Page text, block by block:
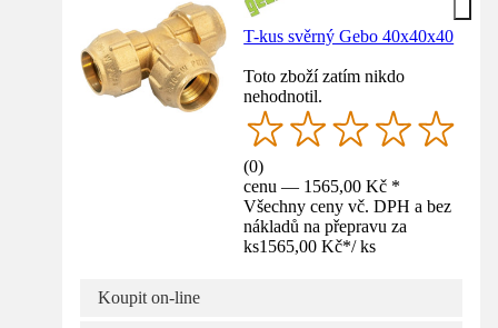
T-kus svěrný Gebo 40x40x40
Toto zboží zatím nikdo
nehodnotil.
(0)
cenu — 1565,00 Kč *
Všechny ceny vč. DPH a bez
nákladů na přepravu za
ks1565,00 Kč*/ ks
Koupit on-line